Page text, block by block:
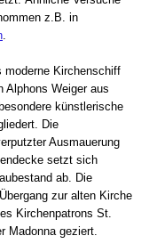
z.B. in
.
moderne Kirchenschiff
Alphons Weiger aus
künstlerische
Die
Ausmauerung
setzt sich
ab. Die
zur alten Kirche
Kirchenpatrons St.
Madonna geziert.